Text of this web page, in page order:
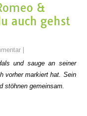
&
auch gehst
und sauge an seiner
vorher markiert hat. Sein
stöhnen gemeinsam.